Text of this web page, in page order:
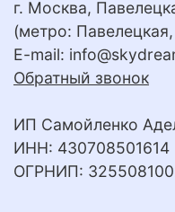
г. Москва,
(метро: Павелецкая,
E-mail:
Обратный звонок
ИП Самойленко
ИНН: 430708501614
ОГРНИП: